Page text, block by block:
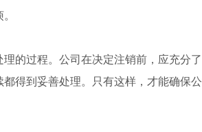
的过程。公司在决定注销前，应充分
得到妥善处理。只有这样，才能确保